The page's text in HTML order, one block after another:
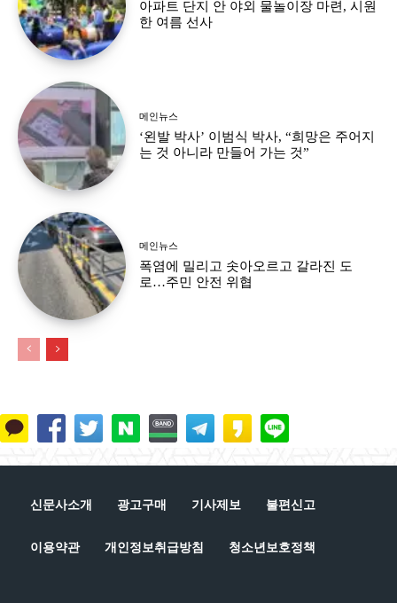
아파트 단지 안 야외 물놀이장 마련, 시원
한 여름 선사
메인뉴스
‘왼발 박사’ 이범식 박사, “희망은 주어지
는 것 아니라 만들어 가는 것”
메인뉴스
폭염에 밀리고 솟아오르고 갈라진 도
로…주민 안전 위협
신문사소개 광고구매 기사제보 불편신고
이용약관 개인정보취급방침 청소년보호정책